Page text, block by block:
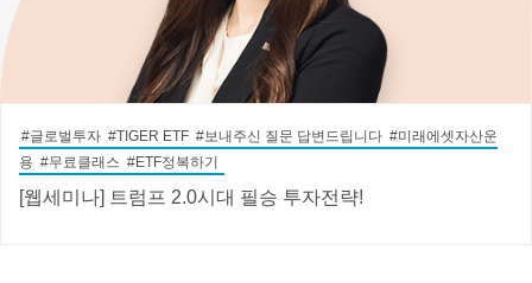
#글로벌투자 #TIGER ETF #보내주신 질문 답변드립니다 #미래에셋자산운
용 #무료클래스 #ETF정복하기
[웹세미나] 트럼프 2.0시대 필승 투자전략!